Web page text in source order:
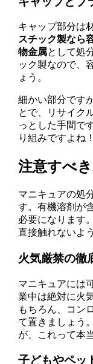
キャップ部分は
スチック製なら
物金属として処
ック製なので、
ょう。
細かい部分です
とで、リサイク
っとした手間で
り組みですよね！
注意すべ
マニキュアの処
す。有機溶剤が
必要になります
直接触れないよ
火気厳禁の徹
マニキュアには
業中は絶対に火
もちろん、コン
て置きましょう
が、これって本
子どもやペッ